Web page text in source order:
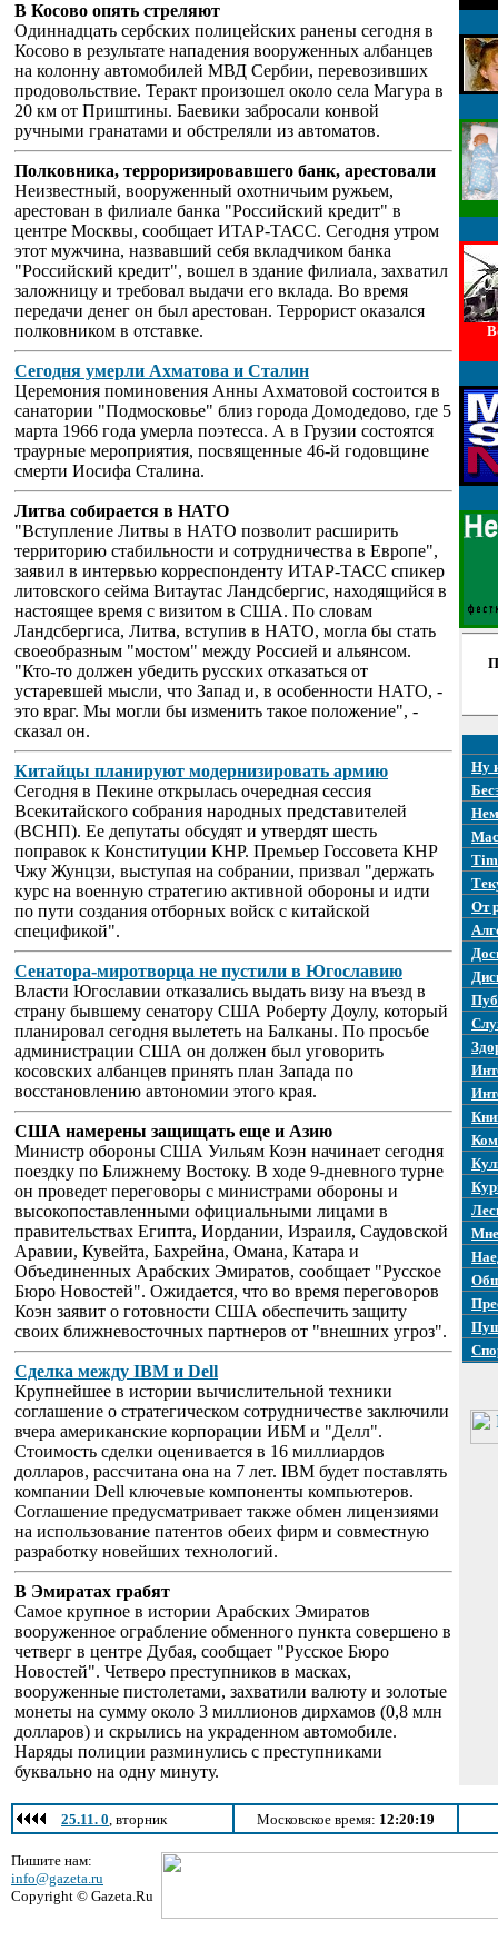
В Косово опять стреляют
Одиннадцать сербских полицейских ранены сегодня в
Косово в результате нападения вооруженных албанцев
на колонну автомобилей МВД Сербии, перевозивших
продовольствие. Теракт произошел около села Магура в
20 км от Приштины. Баевики забросали конвой
ручными гранатами и обстреляли из автоматов.
Полковника, терроризировавшего банк, арестовали
Неизвестный, вооруженный охотничьим ружьем,
арестован в филиале банка "Российский кредит" в
центре Москвы, сообщает ИТАР-ТАСС. Сегодня утром
этот мужчина, назвавший себя вкладчиком банка
"Российский кредит", вошел в здание филиала, захватил
заложницу и требовал выдачи его вклада. Во время
передачи денег он был арестован. Террорист оказался
полковником в отставке.
Сегодня умерли Ахматова и Сталин
Церемония поминовения Анны Ахматовой состоится в
санатории "Подмосковье" близ города Домодедово, где 5
марта 1966 года умерла поэтесса. А в Грузии состоятся
траурные мероприятия, посвященные 46-й годовщине
смерти Иосифа Сталина.
Литва собирается в НАТО
"Вступление Литвы в НАТО позволит расширить
территорию стабильности и сотрудничества в Европе",
заявил в интервью корреспонденту ИТАР-ТАСС спикер
литовского сейма Витаутас Ландсбергис, находящийся в
настоящее время с визитом в США. По словам
Ландсбергиса, Литва, вступив в НАТО, могла бы стать
своеобразным "мостом" между Россией и альянсом.
"Кто-то должен убедить русских отказаться от
устаревшей мысли, что Запад и, в особенности НАТО, -
это враг. Мы могли бы изменить такое положение", -
сказал он.
Китайцы планируют модернизировать армию
Сегодня в Пекине открылась очередная сессия
Всекитайского собрания народных представителей
(ВСНП). Ее депутаты обсудят и утвердят шесть
поправок к Конституции КНР. Премьер Госсовета КНР
Чжу Жунцзи, выступая на собрании, призвал "держать
курс на военную стратегию активной обороны и идти
по пути создания отборных войск с китайской
спецификой".
Сенатора-миротворца не пустили в Югославию
Власти Югославии отказались выдать визу на въезд в
страну бывшему сенатору США Роберту Доулу, который
планировал сегодня вылететь на Балканы. По просьбе
администрации США он должен был уговорить
косовских албанцев принять план Запада по
восстановлению автономии этого края.
США намерены защищать еще и Азию
Министр обороны США Уильям Коэн начинает сегодня
поездку по Ближнему Востоку. В ходе 9-дневного турне
он проведет переговоры с министрами обороны и
высокопоставленными официальными лицами в
правительствах Египта, Иордании, Израиля, Саудовской
Аравии, Кувейта, Бахрейна, Омана, Катара и
Объединенных Арабских Эмиратов, сообщает "Русское
Бюро Новостей". Ожидается, что во время переговоров
Коэн заявит о готовности США обеспечить защиту
своих ближневосточных партнеров от "внешних угроз".
Сделка между IBM и Dell
Крупнейшее в истории вычислительной техники
соглашение о стратегическом сотрудничестве заключили
вчера американские корпорации ИБМ и "Делл".
Стоимость сделки оценивается в 16 миллиардов
долларов, рассчитана она на 7 лет. IBM будет поставлять
компании Dell ключевые компоненты компьютеров.
Соглашение предусматривает также обмен лицензиями
на использование патентов обеих фирм и совместную
разработку новейших технологий.
В Эмиратах грабят
Самое крупное в истории Арабских Эмиратов
вооруженное ограбление обменного пункта совершено в
четверг в центре Дубая, сообщает "Русское Бюро
Новостей". Четверо преступников в масках,
вооруженные пистолетами, захватили валюту и золотые
монеты на сумму около 3 миллионов дирхамов (0,8 млн
долларов) и скрылись на украденном автомобиле.
Наряды полиции разминулись с преступниками
буквально на одну минуту.
Ну
От
25.11. 0, вторник Московское время: 12:20:19
Пишите нам:
info@gazeta.ru
Copyright © Gazeta.Ru